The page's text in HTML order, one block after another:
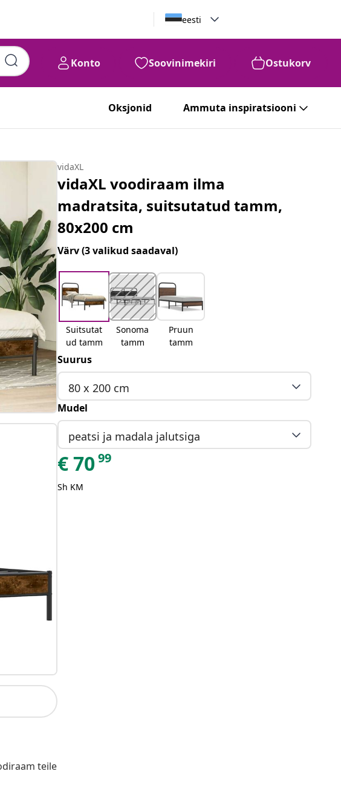
eesti
Konto Soovinimekiri Ostukorv
Oksjonid Ammuta inspiratsiooni
teile
vidaXL
vidaXL voodiraam ilma
madratsita, suitsutatud tamm,
80x200 cm
Värv(3 valikud saadaval)
Suitsutat
ud tamm
Sonoma
tamm
Pruun
tamm
Suurus
80 x 200 cm
Mudel
peatsi ja madala jalutsiga
€7099
Sh KM